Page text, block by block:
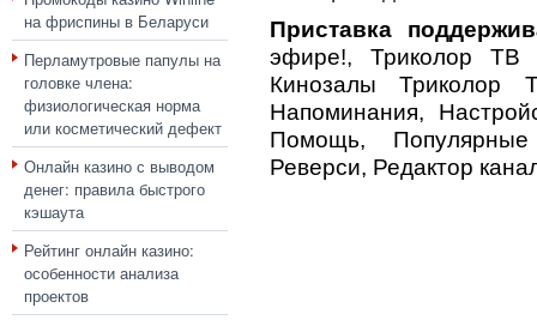
на фриспины в Беларуси
Перламутровые папулы на
головке члена:
физиологическая норма
или косметический дефект
Онлайн казино с выводом
денег: правила быстрого
кэшаута
Рейтинг онлайн казино:
особенности анализа
проектов
Приставка
эфире!, Триколор ТВ
Кинозалы Триколор
Напоминания,
Помощь,
Реверси, Редактор